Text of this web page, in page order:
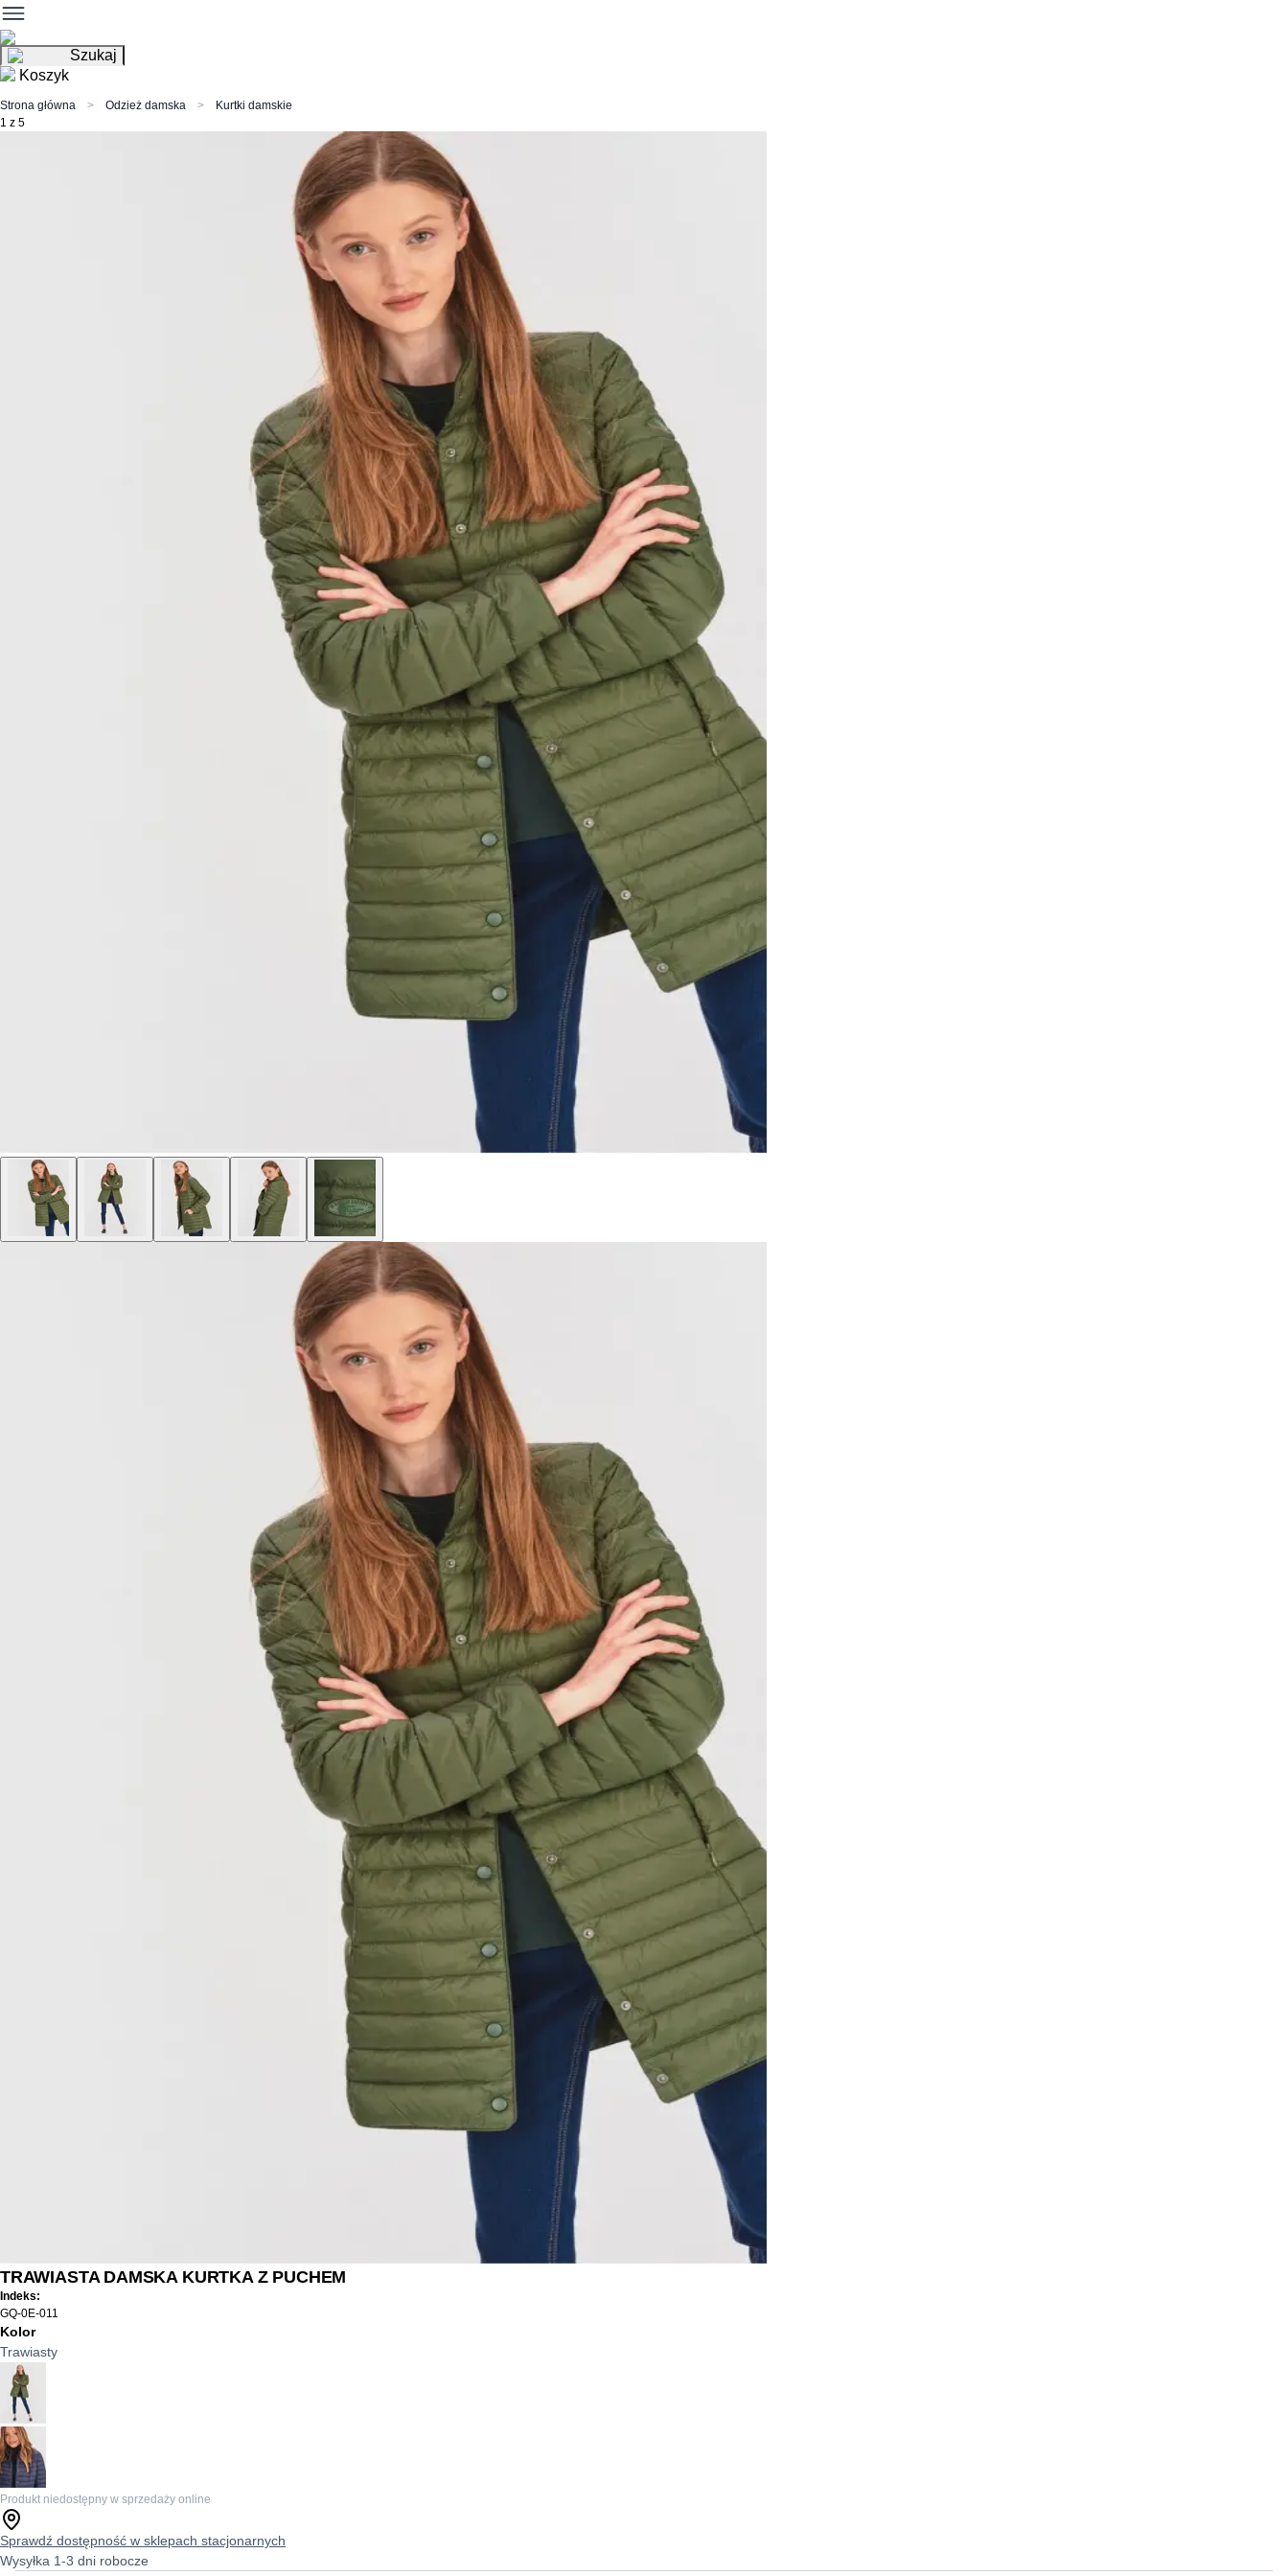
Szukaj
Koszyk
Strona główna Odzież damska
Kurtki damskie
1 z 5
TRAWIASTA DAMSKA KURTKA Z PUCHEM
Indeks:
GQ-0E-011
Kolor
Trawiasty
Produkt niedostępny w sprzedaży online
Sprawdź dostępność w sklepach stacjonarnych
Wysyłka 1-3 dni robocze